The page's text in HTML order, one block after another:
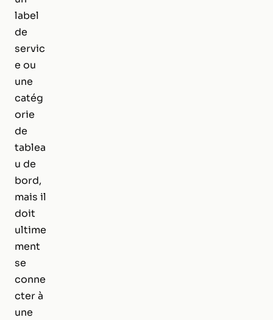
label
de
servic
e ou
une
catég
orie
de
tablea
u de
bord,
mais il
doit
ultime
ment
se
conne
cter à
une